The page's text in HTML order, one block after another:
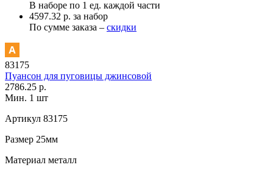
В наборе по 1 ед. каждой части
4597.32 р. за набор
По сумме заказа – скидки
83175
Пуансон для пуговицы джинсовой
2786.25 р.
Мин. 1 шт
Артикул 83175
Размер 25мм
Материал металл